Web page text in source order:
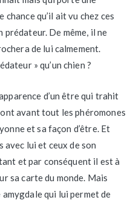
qu’il ait vu chez ces
prédateur. De même, il ne
de lui calmement.
» qu’un chien ?
d’un être qui trahit
avant tout les phéromones
et sa façon d’être. Et
avec lui et ceux de son
et par conséquent il est à
sa carte du monde. Mais
amygdale qui lui permet de